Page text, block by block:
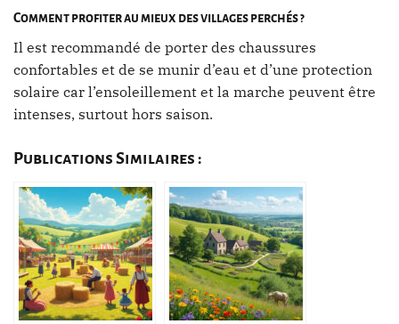
Comment profiter au mieux des villages perchés ?
Il est recommandé de porter des chaussures
confortables et de se munir d’eau et d’une protection
solaire car l’ensoleillement et la marche peuvent être
intenses, surtout hors saison.
Publications Similaires :